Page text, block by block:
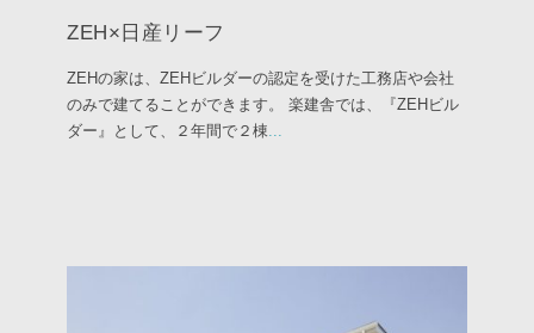
ZEH×日産リーフ
ZEHの家は、ZEHビルダーの認定を受けた工務店や会社
のみで建てることができます。 楽建舎では、『ZEHビル
ダー』として、２年間で２棟...